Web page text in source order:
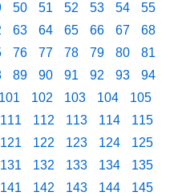
50 51 52 53 54
55
63 64 65 66 67
68
76 77 78 79 80
81
89 90 91 92 93
94
101 102 103 104
105
111 112 113 114
115
121 122 123 124
125
131 132 133 134
135
141 142 143 144
145